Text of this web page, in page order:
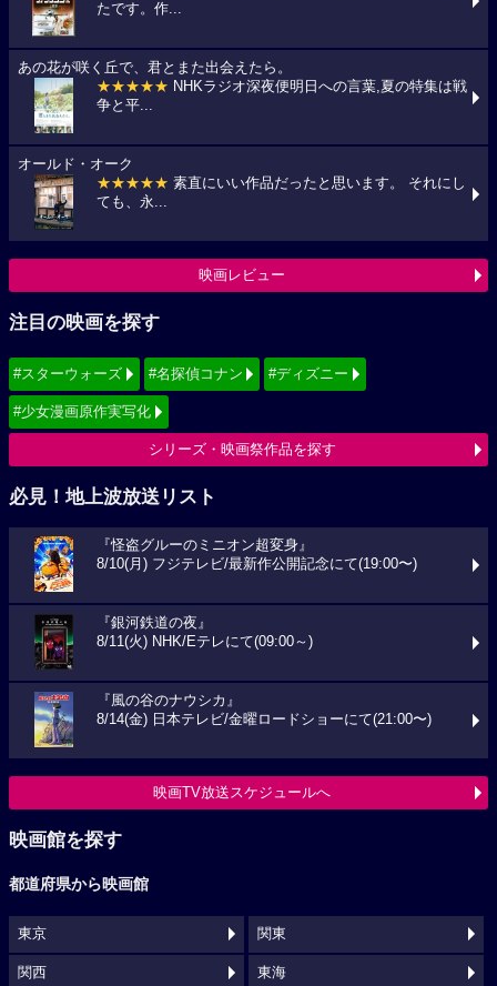
たです。作...
あの花が咲く丘で、君とまた出会えたら。
★★★★★ NHKラジオ深夜便明日への言葉,夏の特集は戦
争と平...
オールド・オーク
★★★★★ 素直にいい作品だったと思います。 それにし
ても、永...
映画レビュー
注目の映画を探す
#スターウォーズ #名探偵コナン #ディズニー
#少女漫画原作実写化
シリーズ・映画祭作品を探す
必見！地上波放送リスト
『怪盗グルーのミニオン超変身』
8/10(月) フジテレビ/最新作公開記念にて(19:00〜)
『銀河鉄道の夜』
8/11(火) NHK/Eテレにて(09:00～)
『風の谷のナウシカ』
8/14(金) 日本テレビ/金曜ロードショーにて(21:00〜)
映画TV放送スケジュールへ
映画館を探す
都道府県から映画館
東京 関東
関西 東海